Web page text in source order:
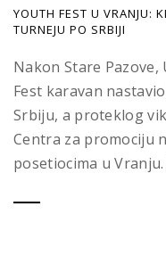
YOUTH FEST U VRANJU:
TURNEJU PO SRBIJI
Nakon Stare
Fest karavan
Srbiju, a proteklog
Centra za promociju
posetiocima u Vranju.